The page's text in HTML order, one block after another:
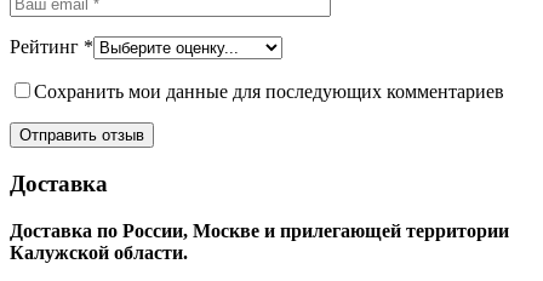
Рейтинг *
Сохранить мои данные для последующих комментариев
Доставка
Доставка по России, Москве и прилегающей территории
Калужской области.